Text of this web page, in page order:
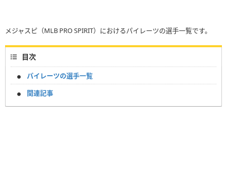
メジャスピ（MLB PRO SPIRIT）におけるパイレーツの選手一覧です。
目次
パイレーツの選手一覧
関連記事